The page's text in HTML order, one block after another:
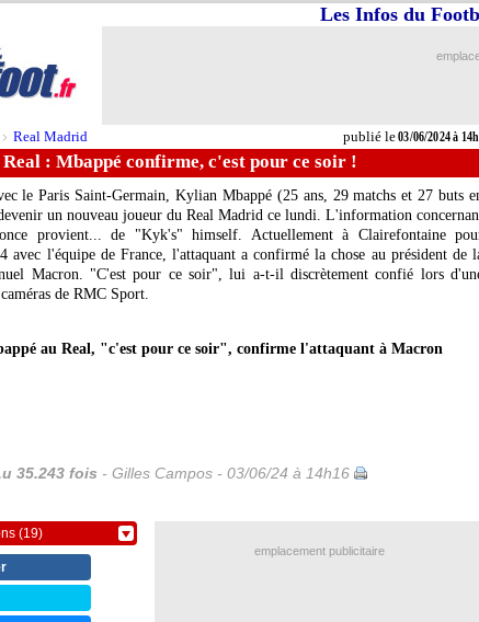
> Real Madrid publié le03/06/2024 à
Les Infos du
Real : Mbappé confirme, c'est pour ce soir !
le Paris Saint-Germain, Kylian Mbappé(25 ans, 29 matchs et 27 buts
un nouveau joueur du Real Madrid ce lundi. L'information
provient... de "Kyk's" himself. Actuellement à Clairefontaine
avec l'équipe de France, l'attaquant a confirmé la chose au président de
Macron. "C'est pour ce soir", lui a-t-il discrètement confié lors
de RMC Sport.
au Real, "c'est pour ce soir", confirme l'attaquant à Macron
35.243 fois - Gilles Campos - 03/06/24 à 14h16
(19)
emplacement publicitaire